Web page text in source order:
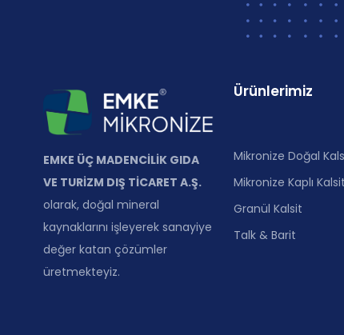
EMKE ÜÇ MADENCİLİK GIDA
VE TURİZM DIŞ TİCARET A.Ş.
olarak, doğal mineral
kaynaklarını işleyerek sanayiye
değer katan çözümler
üretmekteyiz.
Ürünlerimiz
Mikronize Doğal
Mikronize Kaplı Kalsit
Granül Kalsit
Talk & Barit